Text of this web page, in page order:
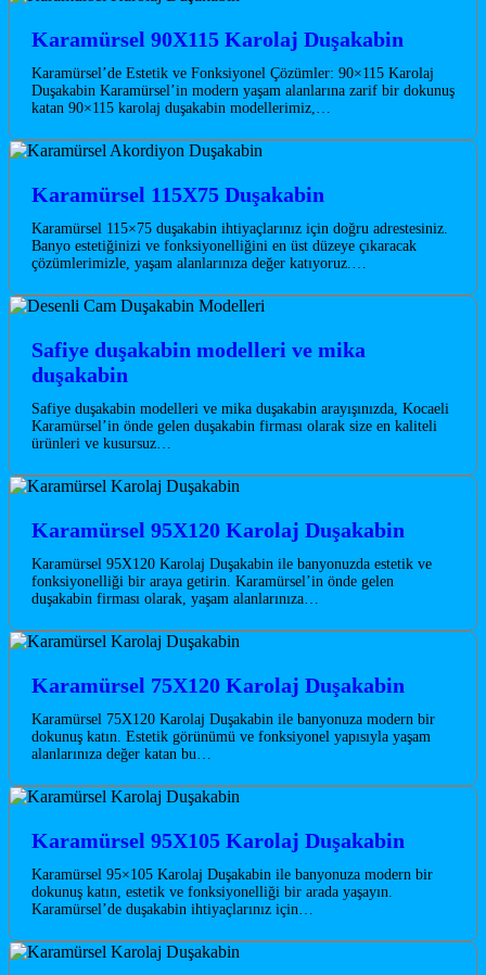
Karamürsel 90X115 Karolaj Duşakabin
Karamürsel’de Estetik ve Fonksiyonel Çözümler: 90×115 Karolaj
Duşakabin Karamürsel’in modern yaşam alanlarına zarif bir dokunuş
katan 90×115 karolaj duşakabin modellerimiz,…
Karamürsel 115X75 Duşakabin
Karamürsel 115×75 duşakabin ihtiyaçlarınız için doğru adrestesiniz.
Banyo estetiğinizi ve fonksiyonelliğini en üst düzeye çıkaracak
çözümlerimizle, yaşam alanlarınıza değer katıyoruz.…
Safiye duşakabin modelleri ve mika
duşakabin
Safiye duşakabin modelleri ve mika duşakabin arayışınızda, Kocaeli
Karamürsel’in önde gelen duşakabin firması olarak size en kaliteli
ürünleri ve kusursuz…
Karamürsel 95X120 Karolaj Duşakabin
Karamürsel 95X120 Karolaj Duşakabin ile banyonuzda estetik ve
fonksiyonelliği bir araya getirin. Karamürsel’in önde gelen
duşakabin firması olarak, yaşam alanlarınıza…
Karamürsel 75X120 Karolaj Duşakabin
Karamürsel 75X120 Karolaj Duşakabin ile banyonuza modern bir
dokunuş katın. Estetik görünümü ve fonksiyonel yapısıyla yaşam
alanlarınıza değer katan bu…
Karamürsel 95X105 Karolaj Duşakabin
Karamürsel 95×105 Karolaj Duşakabin ile banyonuza modern bir
dokunuş katın, estetik ve fonksiyonelliği bir arada yaşayın.
Karamürsel’de duşakabin ihtiyaçlarınız için…